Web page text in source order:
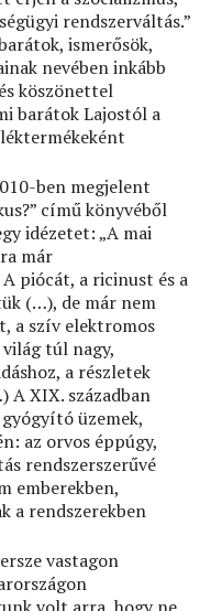
rendszerváltás.”
ismerősök,
nevében inkább
köszönettel
barátok Lajostól a
ben megjelent
című könyvéből
idézetet: „A mai
már
piócát, a ricinust és a
(…), de már nem
a szív elektromos
túl nagy,
a részletek
XIX. században
üzemek,
az orvos éppúgy,
rendszerszerűvé
emberekben,
a rendszerekben
vastagon